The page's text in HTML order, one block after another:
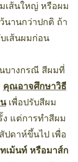
เส้นใหญ่ หรือผม
นานกว่าปกติ ถ้า
เส้นผมก่อน
บางกรณี สีผมที่
คุณอาจศึกษาวิธี
เพื่อปรับสีผม
แต่การทำสีผม
ปดาห์ขึ้นไป เพื่อ
เม้นท์ หรือมาส์ก